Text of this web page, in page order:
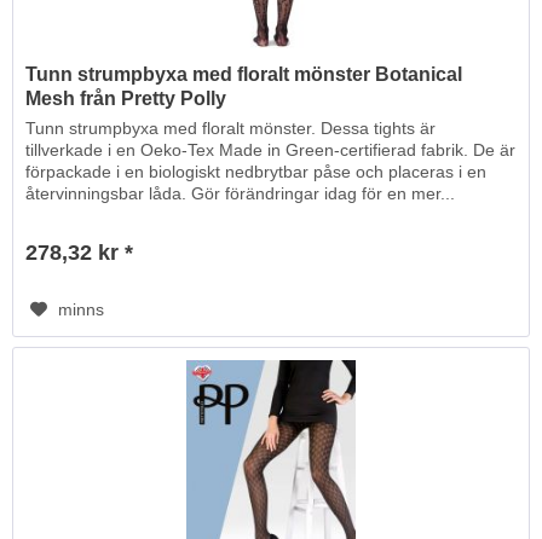
Tunn strumpbyxa med floralt mönster Botanical
Mesh från Pretty Polly
Tunn strumpbyxa med floralt mönster. Dessa tights är
tillverkade i en Oeko-Tex Made in Green-certifierad fabrik. De är
förpackade i en biologiskt nedbrytbar påse och placeras i en
återvinningsbar låda. Gör förändringar idag för en mer...
278,32 kr *
minns